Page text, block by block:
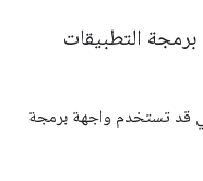
التطبيقات
قد تستخدم واجهة برمجة